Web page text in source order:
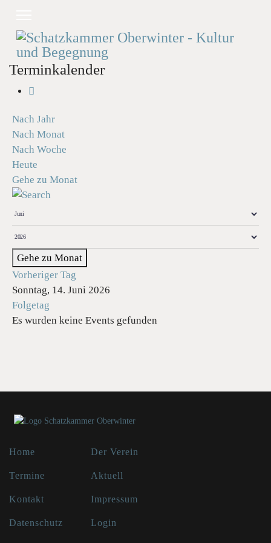
Terminkalender
Nach Jahr
Nach Monat
Nach Woche
Heute
Gehe zu Monat
Gehe zu Monat
Vorheriger Tag
Sonntag, 14. Juni 2026
Folgetag
Es wurden keine Events gefunden
Home Der Verein
Termine Aktuell
Kontakt Impressum
Datenschutz Login